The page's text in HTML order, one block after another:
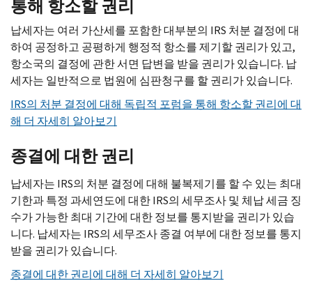
통해 항소할 권리
납세자는 여러 가산세를 포함한 대부분의 IRS 처분 결정에 대
하여 공정하고 공평하게 행정적 항소를 제기할 권리가 있고,
항소국의 결정에 관한 서면 답변을 받을 권리가 있습니다. 납
세자는 일반적으로 법원에 심판청구를 할 권리가 있습니다.
IRS의 처분 결정에 대해 독립적 포럼을 통해 항소할 권리에 대
해 더 자세히 알아보기
종결에 대한 권리
납세자는 IRS의 처분 결정에 대해 불복제기를 할 수 있는 최대
기한과 특정 과세연도에 대한 IRS의 세무조사 및 체납 세금 징
수가 가능한 최대 기간에 대한 정보를 통지받을 권리가 있습
니다. 납세자는 IRS의 세무조사 종결 여부에 대한 정보를 통지
받을 권리가 있습니다.
종결에 대한 권리에 대해 더 자세히 알아보기